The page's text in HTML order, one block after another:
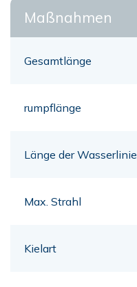
Maßnahmen
Gesamtlänge
rumpflänge
Länge der Wasserlinie
Max. Strahl
Kielart